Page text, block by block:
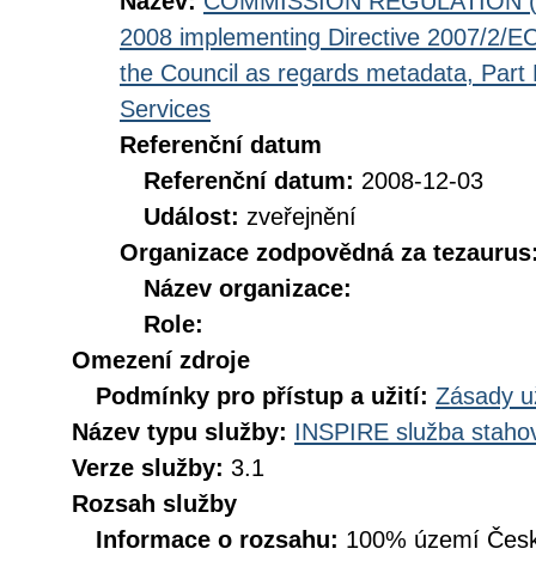
2008 implementing Directive 2007/2/
the Council as regards metadata,
Services
Referenční datum
Referenční datum: 2008-12-03
Událost: zveřejnění
Organizace zodpovědná za
Název organizace:
Role:
Omezení zdroje
Podmínky pro přístup a užití: Zásady
Název typu služby: INSPIRE služba
Verze služby: 3.1
Rozsah služby
Informace o rozsahu: 100% území